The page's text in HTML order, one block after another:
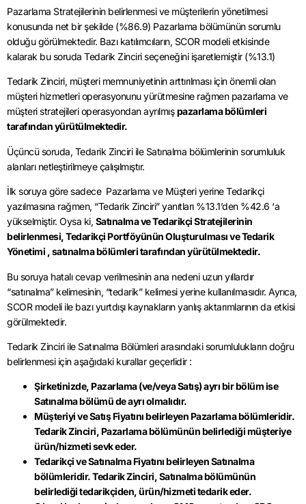
Pazarlama Stratejilerinin belirlenmesi ve müşterilerin yönetilmesi
konusunda net bir şekilde (%86.9) Pazarlama bölümünün sorumlu
olduğu görülmektedir. Bazı katılımcıların, SCOR modeli etkisinde
kalarak bu soruda Tedarik Zinciri seçeneğini işaretlemiştir (%13.1)
Tedarik Zinciri, müşteri memnuniyetinin arttırılması için önemli olan
müşteri hizmetleri operasyonunu yürütmesine rağmen pazarlama ve
müşteri stratejileri operasyondan ayrılmışpazarlama bölümleri
tarafından yürütülmektedir.
Üçüncü soruda, Tedarik Zinciri ile Satınalma bölümlerinin sorumluluk
alanları netleştirilmeye çalışılmıştır.
İlk soruya göre sadece Pazarlama ve Müşteri yerine Tedarikçi
yazılmasına rağmen, “Tedarik Zinciri” yanıtları %13.1’den %42.6 ‘a
yükselmiştir. Oysa ki, Satınalma ve Tedarikçi Stratejilerinin
belirlenmesi, Tedarikçi Portföyünün Oluşturulması ve Tedarik
Yönetimi , satınalma bölümleri tarafından yürütülmektedir.
Bu soruya hatalı cevap verilmesinin ana nedeni uzun yıllardır
“satınalma” kelimesinin, “tedarik” kelimesi yerine kullanılmasıdır. Ayrıca,
SCOR modeli ile bazı yurtdışı kaynakların yanlış aktarımlarının da etkisi
görülmektedir.
Tedarik Zinciri ile Satınalma Bölümleri arasındaki sorumlulukların doğru
belirlenmesi için aşağıdaki kurallar geçerlidir :
Şirketinizde, Pazarlama (ve/veya Satış) ayrı bir bölüm ise
Satınalma bölümü de ayrı olmalıdır.
Müşteriyi ve Satış Fiyatını belirleyen Pazarlama bölümleridir.
Tedarik Zinciri, Pazarlama bölümünün belirlediği müşteriye
ürün/hizmeti sevk eder.
Tedarikçi ve Satınalma Fiyatını belirleyen Satınalma
bölümleridir. Tedarik Zinciri, Satınalma bölümünün
belirlediği tedarikçiden, ürün/hizmeti tedarik eder.